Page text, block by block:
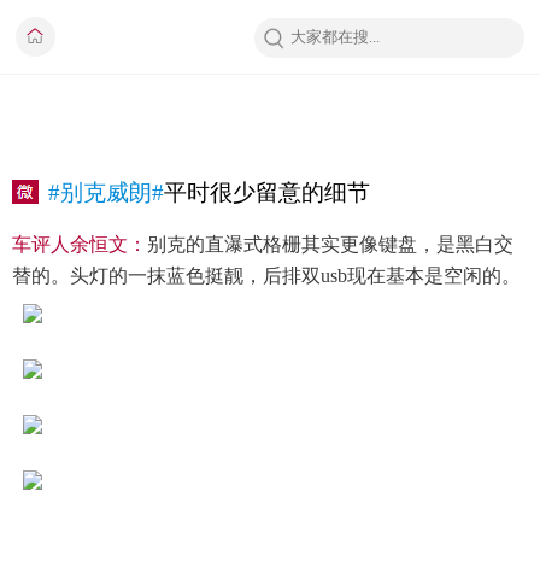
#别克威朗#平时很少留意的细节
车评人余恒文： 别克的直瀑式格栅其实更像键盘，是黑白交
替的。头灯的一抹蓝色挺靓，后排双usb现在基本是空闲的。